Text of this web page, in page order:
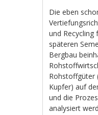
Die eben
und Recycling
späteren
Bergbau
Rohstoffgüter
Kupfer) auf
und die
analysiert